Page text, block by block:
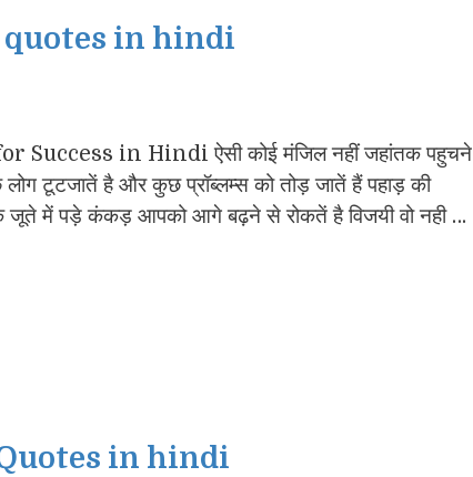
in hindi
in Hindi ऐसी कोई मंजिल नहीं जहांतक पहुचने
लोग टूटजातें है और कुछ प्रॉब्लम्स को तोड़ जातें हैं पहाड़ की
में पड़े कंकड़ आपको आगे बढ़ने से रोकतें है विजयी वो नही …
in hindi